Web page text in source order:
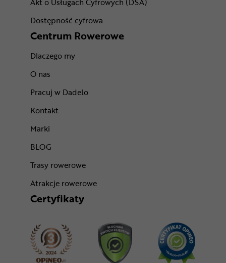
Dostępność cyfrowa
Centrum Rowerowe
Dlaczego my
O nas
Pracuj w Dadelo
Kontakt
Marki
BLOG
Trasy rowerowe
Atrakcje rowerowe
Certyfikaty